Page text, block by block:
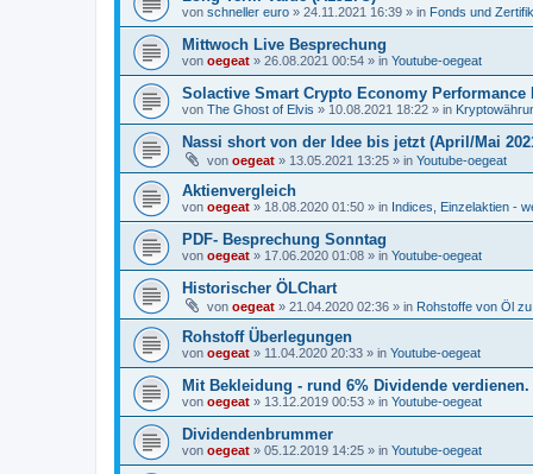
von schneller euro » 24.11.2021 16:39 » in Fonds und
Mittwoch Live Besprechung
von oegeat » 26.08.2021 00:54 » in Youtube-oegeat
Solactive Smart Crypto Economy Performance
von The Ghost of Elvis » 10.08.2021 18:22 » in
Nassi short von der Idee bis jetzt (April/Mai
von oegeat » 13.05.2021 13:25 » in Youtube-oegeat
Aktienvergleich
von oegeat » 18.08.2020 01:50 » in Indices, Einzelaktien -
PDF- Besprechung Sonntag
von oegeat » 17.06.2020 01:08 » in Youtube-oegeat
Historischer ÖLChart
von oegeat » 21.04.2020 02:36 » in Rohstoffe von Öl
Rohstoff Überlegungen
von oegeat » 11.04.2020 20:33 » in Youtube-oegeat
Mit Bekleidung - rund 6% Dividende verdienen.
von oegeat » 13.12.2019 00:53 » in Youtube-oegeat
Dividendenbrummer
von oegeat » 05.12.2019 14:25 » in Youtube-oegeat